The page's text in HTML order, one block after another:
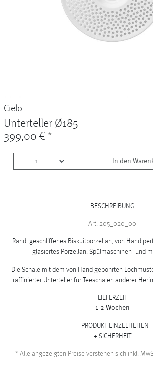
Cielo
Unterteller Ø185
399,00 € *
In den
BESCHREIBUNG
Art. 205_020_00
Rand: geschliffenes Biskuitporzellan; von Hand
glasiertes Porzellan. Spülmaschinen- und
Die Schale mit dem von Hand gebohrten
raffinierter Unterteller für Teeschalen anderer
LIEFERZEIT
1-2 Wochen
PRODUKT EINZELHEITEN
SICHERHEIT
* Alle angezeigten Preise verstehen sich inkl.